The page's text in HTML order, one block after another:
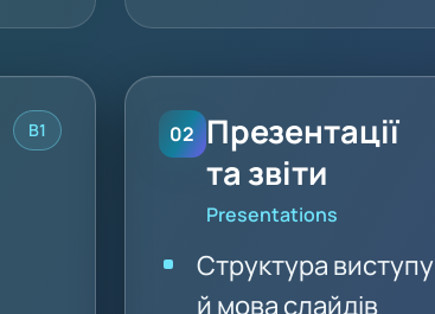
B1 02 Презентації
та звіти
Presentations
Структура виступу
й мова слайдів